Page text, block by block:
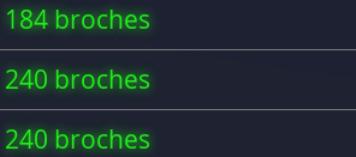
184 broches
240 broches
240 broches